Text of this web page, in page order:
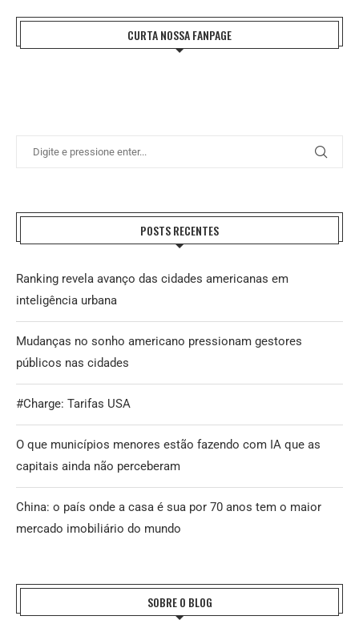
CURTA NOSSA FANPAGE
POSTS RECENTES
Ranking revela avanço das cidades americanas em
inteligência urbana
Mudanças no sonho americano pressionam gestores
públicos nas cidades
#Charge: Tarifas USA
O que municípios menores estão fazendo com IA que as
capitais ainda não perceberam
China: o país onde a casa é sua por 70 anos tem o maior
mercado imobiliário do mundo
SOBRE O BLOG